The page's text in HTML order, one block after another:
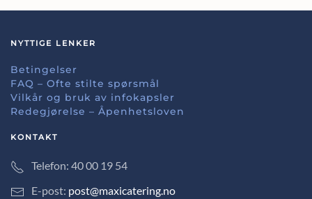
NYTTIGE LENKER
Betingelser
FAQ – Ofte stilte spørsmål
Vilkår og bruk av infokapsler
Redegjørelse – Åpenhetsloven
KONTAKT
Telefon: 40 00 19 54
E-post: post@maxicatering.no